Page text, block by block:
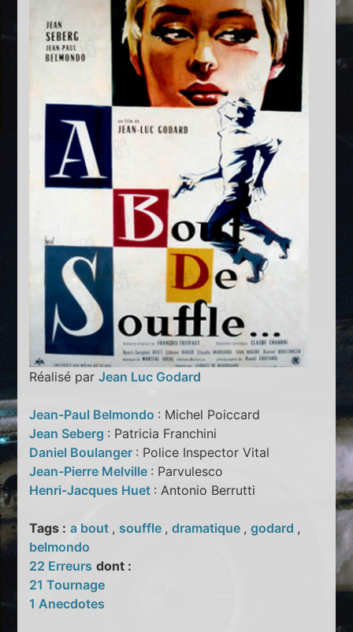
Réalisé parJean Luc Godard
Jean-Paul Belmondo : Michel Poiccard
Jean Seberg : Patricia Franchini
Daniel Boulanger : Police Inspector Vital
Jean-Pierre Melville : Parvulesco
Henri-Jacques Huet : Antonio Berrutti
Tags : a bout , souffle ,dramatique ,godard ,
belmondo
22 Erreurs dont :
21 Tournage
1 Anecdotes